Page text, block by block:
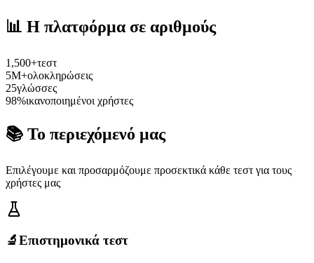
📊 Η πλατφόρμα σε αριθμούς
1,500+τεστ
5M+ολοκληρώσεις
25γλώσσες
98%ικανοποιημένοι χρήστες
📚 Το περιεχόμενό μας
Επιλέγουμε και προσαρμόζουμε προσεκτικά κάθε τεστ για τους
χρήστες μας
🔬Επιστημονικά τεστ